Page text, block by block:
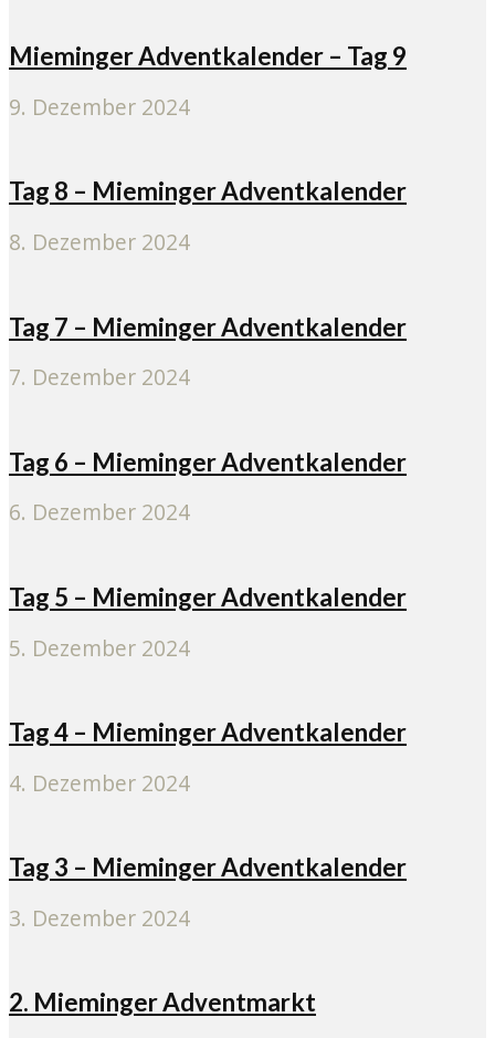
Mieminger Adventkalender – Tag 9
9. Dezember 2024
Tag 8 – Mieminger Adventkalender
8. Dezember 2024
Tag 7 – Mieminger Adventkalender
7. Dezember 2024
Tag 6 – Mieminger Adventkalender
6. Dezember 2024
Tag 5 – Mieminger Adventkalender
5. Dezember 2024
Tag 4 – Mieminger Adventkalender
4. Dezember 2024
Tag 3 – Mieminger Adventkalender
3. Dezember 2024
2. Mieminger Adventmarkt